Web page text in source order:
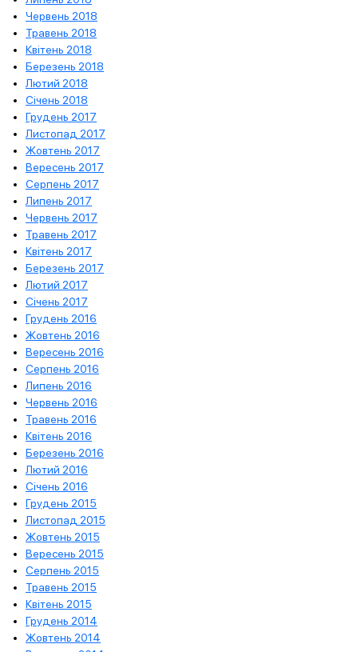
Червень 2018
Травень 2018
Квітень 2018
Березень 2018
Лютий 2018
Січень 2018
Грудень 2017
Листопад 2017
Жовтень 2017
Вересень 2017
Серпень 2017
Липень 2017
Червень 2017
Травень 2017
Квітень 2017
Березень 2017
Лютий 2017
Січень 2017
Грудень 2016
Жовтень 2016
Вересень 2016
Серпень 2016
Липень 2016
Червень 2016
Травень 2016
Квітень 2016
Березень 2016
Лютий 2016
Січень 2016
Грудень 2015
Листопад 2015
Жовтень 2015
Вересень 2015
Серпень 2015
Травень 2015
Квітень 2015
Грудень 2014
Жовтень 2014